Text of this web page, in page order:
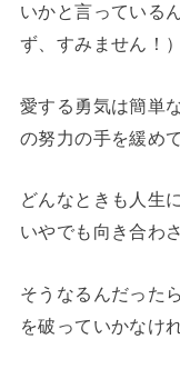
いかと言っている
ず、すみません！）
愛する勇気は簡単
の努力の手を緩め
どんなときも人生
いやでも向き合わ
そうなるんだった
を破っていかなけ